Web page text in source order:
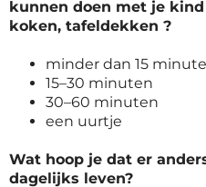
kunnen doen met je
koken, tafeldekken ?
minder dan 15
15–30 minuten
30–60 minuten
een uurtje
Wat hoop je dat er
dagelijks leven?